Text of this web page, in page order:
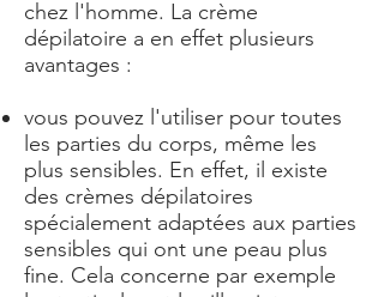
chez l'homme. La crème
dépilatoire a en effet plusieurs
avantages :
vous pouvez l'utiliser pour toutes
les parties du corps, même les
plus sensibles. En effet, il existe
des crèmes dépilatoires
spécialement adaptées aux parties
sensibles qui ont une peau plus
fine. Cela concerne par exemple